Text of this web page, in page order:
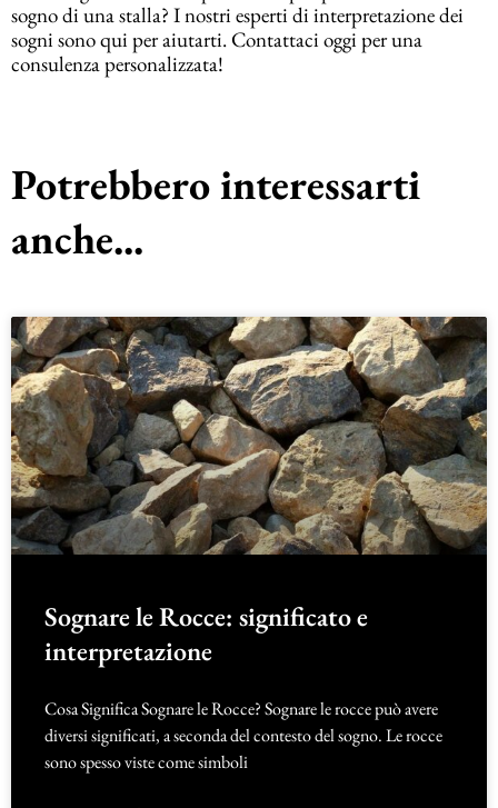
sogno di una stalla? I nostri esperti di interpretazione dei
sogni sono qui per aiutarti. Contattaci oggi per una
consulenza personalizzata!
Potrebbero interessarti
anche...
Sognare le Rocce: significato e
interpretazione
Cosa Significa Sognare le Rocce? Sognare le rocce può avere
diversi significati, a seconda del contesto del sogno. Le rocce
sono spesso viste come simboli